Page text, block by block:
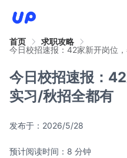
首页
求职攻略
今日校招速报：42家新开岗位
今日校招速报：
实习/秋招全都有
发布于： 2026/5/28
预计阅读时间：8 分钟